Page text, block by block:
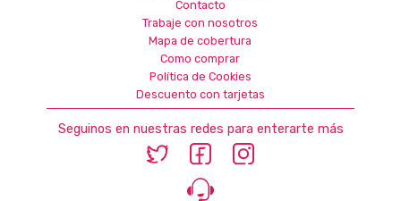
Contacto
Trabaje con nosotros
Mapa de cobertura
Como comprar
Política de Cookies
Descuento con tarjetas
Seguinos en nuestras redes para enterarte más